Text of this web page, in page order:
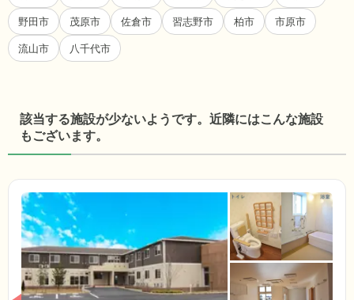
野田市 茂原市 佐倉市 習志野市 柏市 市原市
流山市 八千代市
該当する施設が少ないようです。近隣にはこんな施設
もございます。